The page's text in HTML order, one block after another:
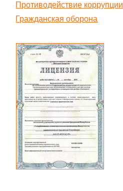
Противодействие коррупции
Гражданская оборона